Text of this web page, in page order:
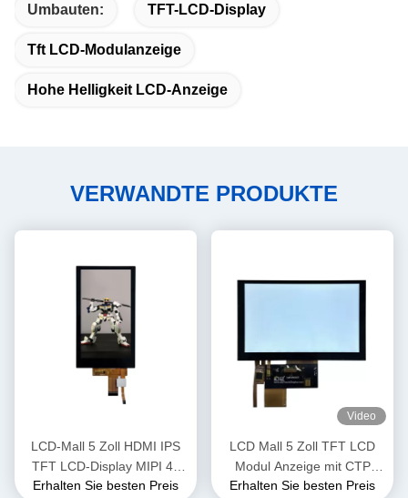
Umbauten: TFT-LCD-Display
Tft LCD-Modulanzeige
Hohe Helligkeit LCD-Anzeige
VERWANDTE PRODUKTE
LCD-Mall 5 Zoll HDMI IPS
TFT LCD-Display MIPI 4L
Schnittstelle
Erhalten Sie besten Preis
Video
LCD Mall 5 Zoll TFT LCD
Modul Anzeige mit CTP
Touch Panel IPS Anzeige
Erhalten Sie besten Preis